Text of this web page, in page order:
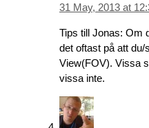
31 May, 2013 at
Tips till Jonas: Om
det oftast på att du/
View(FOV). Vissa
vissa inte.